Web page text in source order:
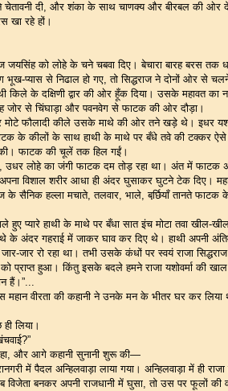
चेतावनी दी, और शंका के साथ चाणक्य और बीरबल की ओर
खा रहे हों।
जयसिंह को लोहे के चने चबवा दिए। बेचारा बारह बरस तक
प्यास से निढाल हो गए, तो सिद्धराज ने दोनों ओर से
किले के दक्षिणी द्वार की ओर हूँक दिया। उसके महावत का
जोर से चिंघाड़ा और पवनवेग से फाटक की ओर दौड़ा।
मोटे फौलादी कीले उसके माथे की ओर तने खड़े थे। इधर
के कीलों के साथ हाथी के माथे पर बँधे तवे की टक्कर ऐसे
फाटक की चूलें तक हिल गईं।
उधर लोहे का जंगी फाटक दम तोड़ रहा था। अंत में फाटक
विशाल शरीर आधा ही अंदर घुसाकर घुटने टेक दिए।
सैनिक हल्ला मचाते, तलवार, भाले, बर्छि़याँ तानते फाटक
प्यारे हाथी के माथे पर बँधा सात इंच मोटा तवा खील-
गहराई में जाकर घाव कर दिए थे। हाथी अपनी
जार रो रहा था। तभी उसके कंधों पर स्वयं राजा
प्राप्त हुआ। किंतु इसके बदले हमने राजा यशोवर्मा की खाल
हैं।”...
वीरता की कहानी ने उनके मन के भीतर घर कर
लिया।
कहा, और आगे कहानी सुनानी शुरू की—
में पैदल अन्हिलवाड़ा लाया गया। अन्हिलवाड़ा में ही राजा
विजेता बनकर अपनी राजधानी में घुसा, तो उस पर फूलों की